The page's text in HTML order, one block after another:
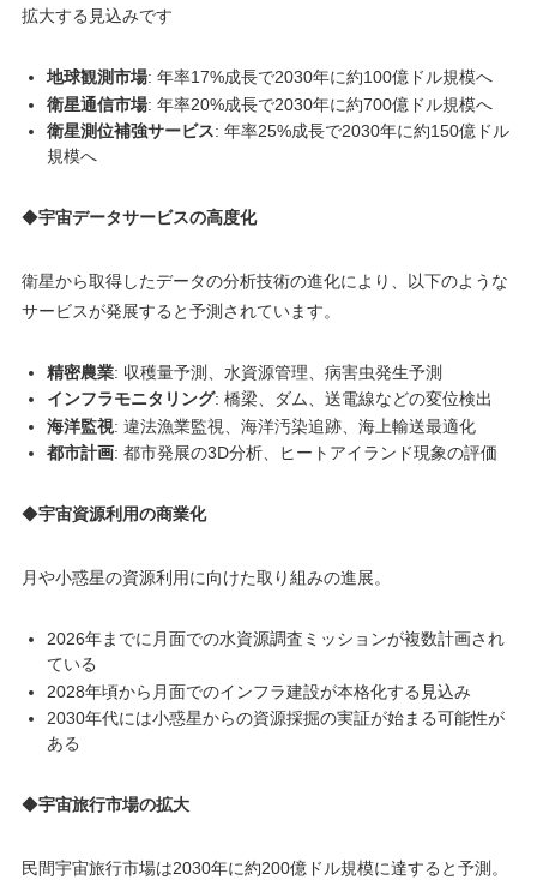
拡大する見込みです
地球観測市場: 年率17%成長で2030年に約100億ドル規模へ
衛星通信市場: 年率20%成長で2030年に約700億ドル規模へ
衛星測位補強サービス: 年率25%成長で2030年に約150億ドル
規模へ
◆宇宙データサービスの高度化
衛星から取得したデータの分析技術の進化により、以下のような
サービスが発展すると予測されています。
精密農業: 収穫量予測、水資源管理、病害虫発生予測
インフラモニタリング: 橋梁、ダム、送電線などの変位検出
海洋監視: 違法漁業監視、海洋汚染追跡、海上輸送最適化
都市計画: 都市発展の3D分析、ヒートアイランド現象の評価
◆宇宙資源利用の商業化
月や小惑星の資源利用に向けた取り組みの進展。
2026年までに月面での水資源調査ミッションが複数計画され
ている
2028年頃から月面でのインフラ建設が本格化する見込み
2030年代には小惑星からの資源採掘の実証が始まる可能性が
ある
◆宇宙旅行市場の拡大
民間宇宙旅行市場は2030年に約200億ドル規模に達すると予測。